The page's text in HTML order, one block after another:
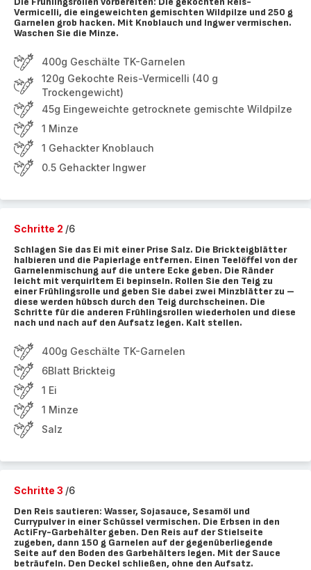
Vermicelli, die eingeweichten gemischten Wildpilze und 250 g
Garnelen grob hacken. Mit Knoblauch und Ingwer vermischen.
Waschen Sie die Minze.
400g Geschälte TK-Garnelen
120g Gekochte Reis-Vermicelli (40 g
Trockengewicht)
45g Eingeweichte getrocknete gemischte Wildpilze
1 Minze
1 Gehackter Knoblauch
0.5 Gehackter Ingwer
Schritte 2 /6
Schlagen Sie das Ei mit einer Prise Salz. Die Brickteigblätter
halbieren und die Papierlage entfernen. Einen Teelöffel von der
Garnelenmischung auf die untere Ecke geben. Die Ränder
leicht mit verquirltem Ei bepinseln. Rollen Sie den Teig zu
einer Frühlingsrolle und geben Sie dabei zwei Minzblätter zu –
diese werden hübsch durch den Teig durchscheinen. Die
Schritte für die anderen Frühlingsrollen wiederholen und diese
nach und nach auf den Aufsatz legen. Kalt stellen.
400g Geschälte TK-Garnelen
6Blatt Brickteig
1 Ei
1 Minze
Salz
Schritte 3 /6
Den Reis sautieren: Wasser, Sojasauce, Sesamöl und
Currypulver in einer Schüssel vermischen. Die Erbsen in den
ActiFry-Garbehälter geben. Den Reis auf der Stielseite
zugeben, dann 150 g Garnelen auf der gegenüberliegende
Seite auf den Boden des Garbehälters legen. Mit der Sauce
beträufeln. Den Deckel schließen, ohne den Aufsatz.